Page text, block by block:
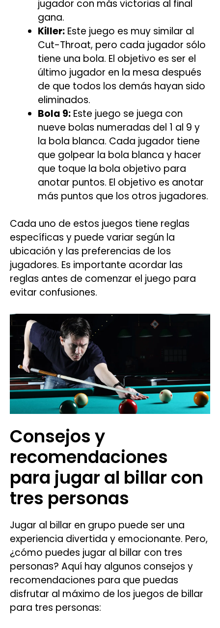
jugador con más victorias al final
gana.
Killer: Este juego es muy similar al
Cut-Throat, pero cada jugador sólo
tiene una bola. El objetivo es ser el
último jugador en la mesa después
de que todos los demás hayan sido
eliminados.
Bola 9: Este juego se juega con
nueve bolas numeradas del 1 al 9 y
la bola blanca. Cada jugador tiene
que golpear la bola blanca y hacer
que toque la bola objetivo para
anotar puntos. El objetivo es anotar
más puntos que los otros jugadores.
Cada uno de estos juegos tiene reglas
específicas y puede variar según la
ubicación y las preferencias de los
jugadores. Es importante acordar las
reglas antes de comenzar el juego para
evitar confusiones.
Consejos y
recomendaciones
para jugar al billar con
tres personas
Jugar al billar en grupo puede ser una
experiencia divertida y emocionante. Pero,
¿cómo puedes jugar al billar con tres
personas? Aquí hay algunos consejos y
recomendaciones para que puedas
disfrutar al máximo de los juegos de billar
para tres personas: